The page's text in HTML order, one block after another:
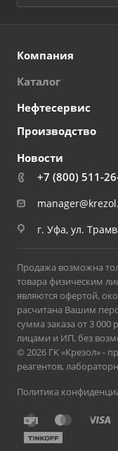
Компания
Каталог
Нефтесервис
Производство
Новости
+7 (800) 511-
г. Уфа, ул.
Продажа возможна
товара физическим
являются офертой,
расчитана Вашим
сумма заказа от 3
лицами и ИП, без
© 2026 ГК «Крезол» -
реагентов,
Политика